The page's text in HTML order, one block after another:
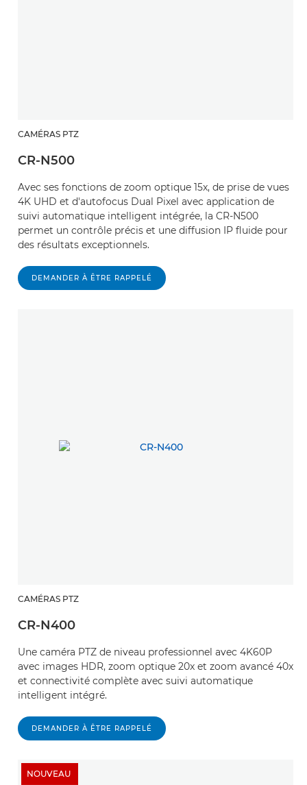
CAMÉRAS PTZ
CR-N500
Avec ses fonctions de zoom optique 15x, de prise de vues
4K UHD et d'autofocus Dual Pixel avec application de
suivi automatique intelligent intégrée, la CR-N500
permet un contrôle précis et une diffusion IP fluide pour
des résultats exceptionnels.
DEMANDER À ÊTRE RAPPELÉ
CAMÉRAS PTZ
CR-N400
Une caméra PTZ de niveau professionnel avec 4K60P
avec images HDR, zoom optique 20x et zoom avancé 40x
et connectivité complète avec suivi automatique
intelligent intégré.
DEMANDER À ÊTRE RAPPELÉ
NOUVEAU